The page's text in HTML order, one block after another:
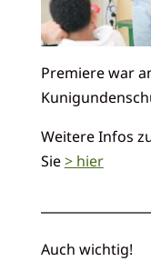
Premiere war
Weitere Infos
Sie> hier
Auch wichtig!